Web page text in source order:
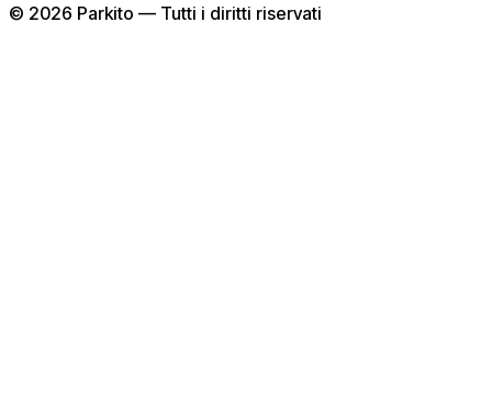
© 2026 Parkito — Tutti i diritti riservati